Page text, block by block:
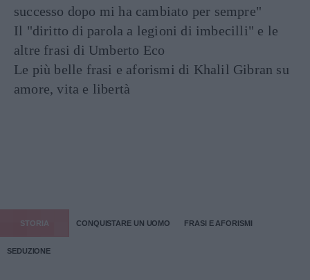
successo dopo mi ha cambiato per sempre"
Il "diritto di parola a legioni di imbecilli" e le
altre frasi di Umberto Eco
Le più belle frasi e aforismi di Khalil Gibran su
amore, vita e libertà
STORIA CONQUISTARE UN UOMO FRASI E AFORISMI
SEDUZIONE